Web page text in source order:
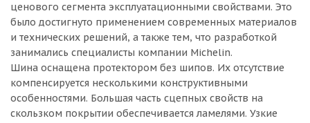
ценового сегмента эксплуатационными свойствами. Это
было достигнуто применением современных материалов
и технических решений, а также тем, что разработкой
занимались специалисты компании Michelin.
Шина оснащена протектором без шипов. Их отсутствие
компенсируется несколькими конструктивными
особенностями. Большая часть сцепных свойств на
скользком покрытии обеспечивается ламелями. Узкие